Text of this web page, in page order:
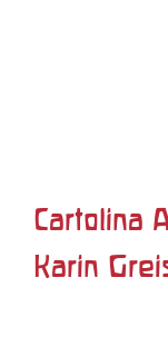
Cartolina
Karin